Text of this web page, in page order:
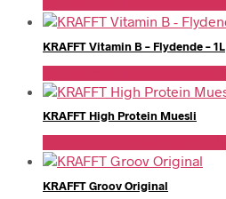
KRAFFT Vitamin B – Flydende – 1L
KRAFFT High Protein Muesli
KRAFFT Groov Original